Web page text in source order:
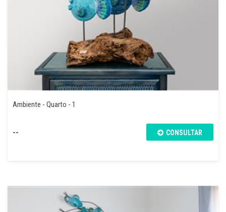
Ambiente - Quarto - 1
-- CONSULTAR